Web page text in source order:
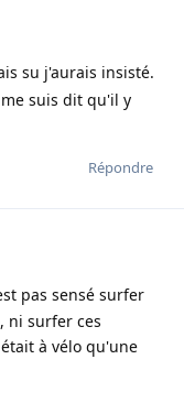
su j'aurais insisté.
suis dit qu'il y
Répondre
pas sensé surfer
ni surfer ces
à vélo qu'une